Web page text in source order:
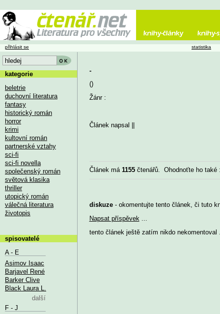
-
()
Žánr :
Článek napsal
Článek má 1155čtenářů. Ohodnoťte ho
diskuze- okomentujte tento článek, či tuto
Napsat příspěvek
tento článek ještě zatím nikdo nekomentoval
přihlásit se statistika
kategorie
beletrie
duchovní literatura
fantasy
historický román
horror
krimi
kultovní román
partnerské vztahy
sci-fi
sci-fi novella
společenský román
světová klasika
thriller
utopický román
válečná literatura
životopis
spisovatelé
A - E
Asimov Isaac
Barjavel René
Barker Clive
Black Laura L.
další
F - J